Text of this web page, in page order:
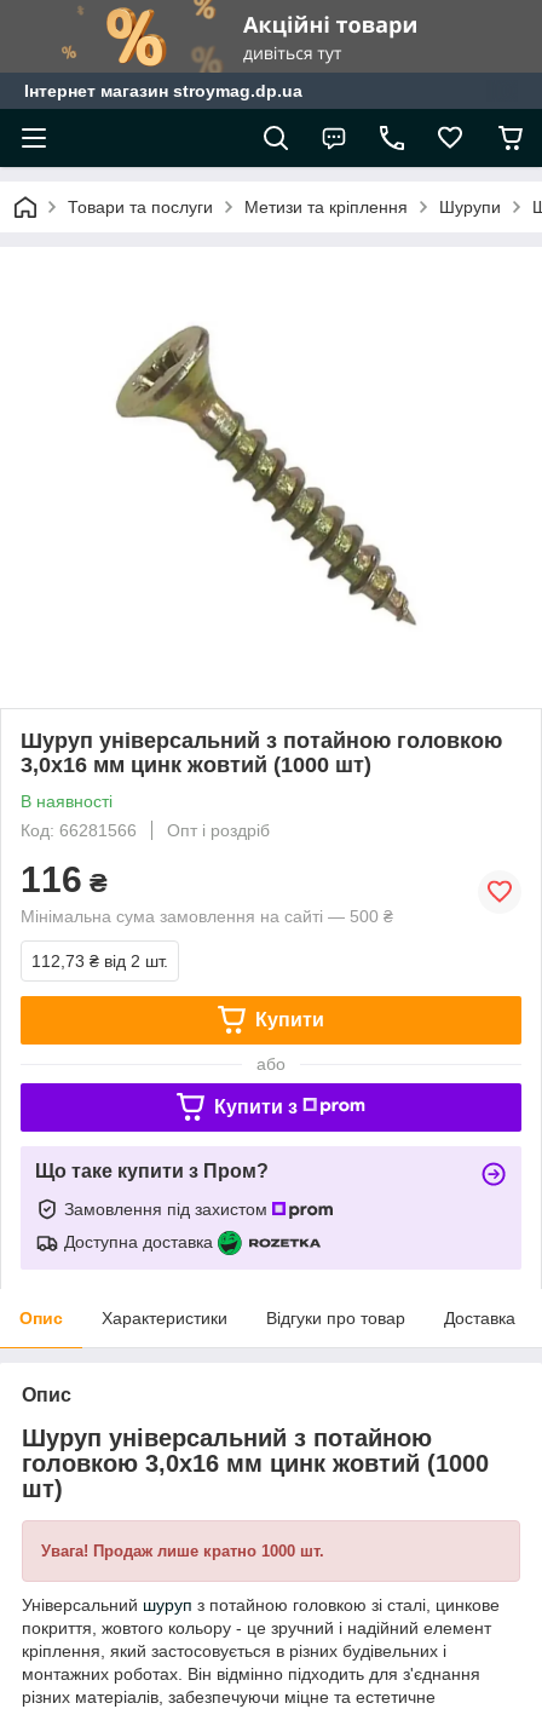
Інтернет магазин stroymag.dp.ua
Товари та послуги Метизи та кріплення Шурупи
Шуруп універсальний з потайною головкою
3,0х16 мм цинк жовтий (1000 шт)
В наявності
Код: 66281566
Опт і роздріб
116 ₴
Мінімальна сума замовлення на сайті — 500 ₴
112,73 ₴ від 2 шт.
Купити
або
Купити з
Що таке купити з Пром?
Замовлення під захистом
Доступна доставка
Опис Характеристики Відгуки про товар Доставка
Опис
Шуруп універсальний з потайною
головкою 3,0х16 мм цинк жовтий (1000
шт)
Увага! Продаж лише кратно 1000 шт.
Універсальний шуруп з потайною головкою зі сталі, цинкове
покриття, жовтого кольору - це зручний і надійний елемент
кріплення, який застосовується в різних будівельних і
монтажних роботах. Він відмінно підходить для з'єднання
різних матеріалів, забезпечуючи міцне та естетичне